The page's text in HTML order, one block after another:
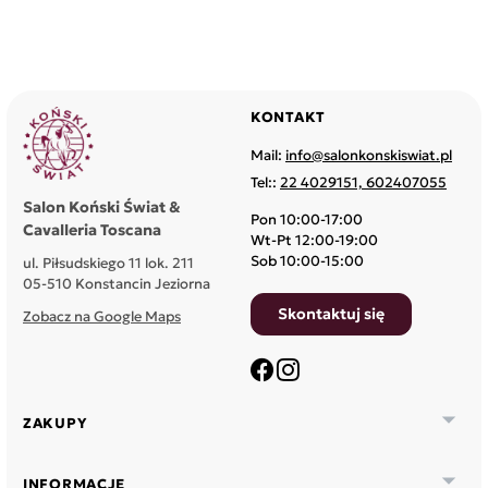
Salon Koński Świat &
Cavalleria Toscana
ul. Piłsudskiego 11 lok. 211
05-510 Konstancin Jeziorna
Zobacz na Google Maps
ZAKUPY 
INFORMACJE 
KONTAKT
Mail: info@salonkonskiswiat.pl
Tel:: 22 4029151, 602407055
Pon 10:00-17:00
Wt-Pt 12:00-19:00
Sob 10:00-15:00
Skontaktuj się